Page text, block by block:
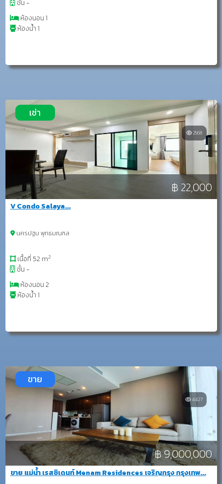
ชั้น -
ห้องนอน 1
ห้องน้ำ 1
เช่า
2568
฿ 22,000
V Condo Salaya...
นครปฐม พุทธมณฑล
เนื้อที่ 52 m2
ชั้น -
ห้องนอน 2
ห้องน้ำ 1
ขาย
4427
฿ 9,000,000
ขาย แม่น้ำ เรสซิเดนท์ Menam Residences เจริญกรุง กรุงเทพ...